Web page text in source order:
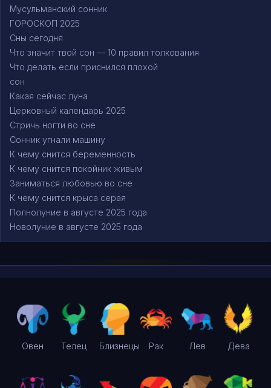
Мусульманский сонник
ГОРОСКОП 2025
Сны сегодня
Что значит твой сон — 10 правил толкования
Что делать если приснился плохой
сон
Какая сейчас луна
Церковный календарь 2025
Стричь ногти во сне
Сонник угнали машину
К чему снится беременность
К чему снится покойник живым
Заниматься любовью во сне
К чему снится крыса серая
Полнолуние в августе 2025 года
Новолуние в августе 2025 года
Овен Телец Близнецы Рак Лев Дева